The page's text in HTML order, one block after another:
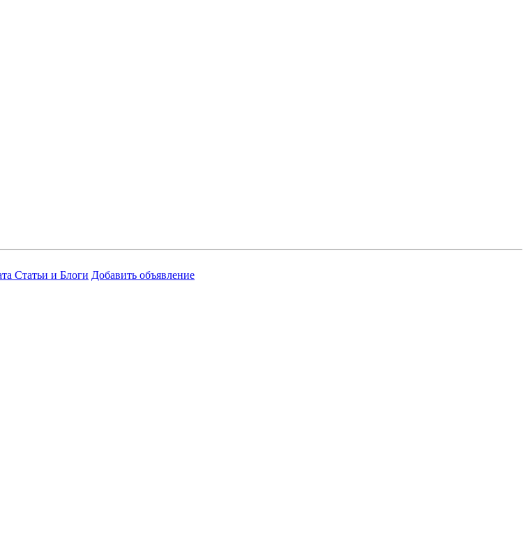
Статьи и Блоги Добавить объявление